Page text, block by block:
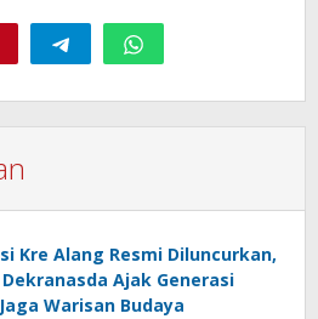
Kre Alang Resmi Diluncurkan,
Ajak Generasi
Warisan Budaya